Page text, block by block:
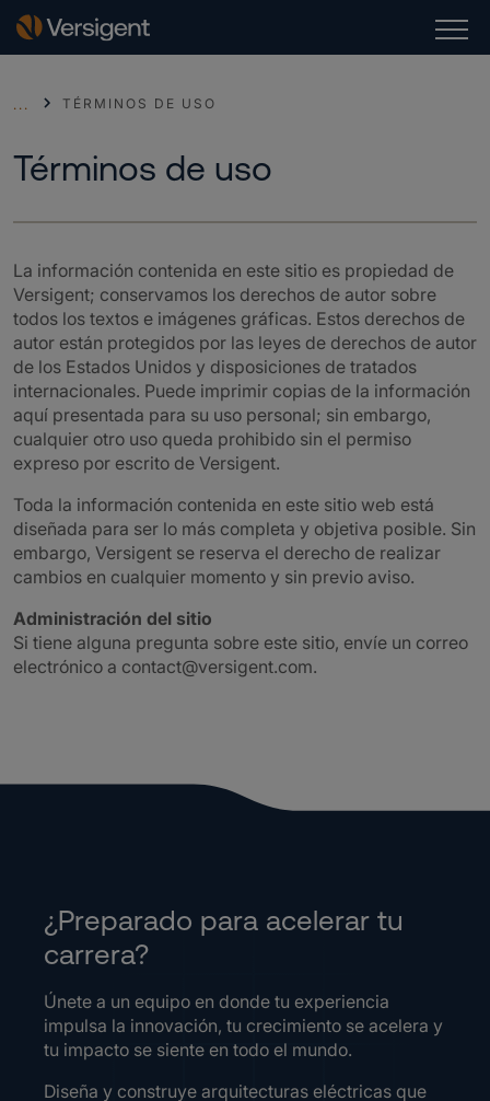
... TÉRMINOS DE USO
Términos de uso
La información contenida en este sitio es propiedad de
Versigent; conservamos los derechos de autor sobre
todos los textos e imágenes gráficas. Estos derechos de
autor están protegidos por las leyes de derechos de autor
de los Estados Unidos y disposiciones de tratados
internacionales. Puede imprimir copias de la información
aquí presentada para su uso personal; sin embargo,
cualquier otro uso queda prohibido sin el permiso
expreso por escrito de Versigent.
Toda la información contenida en este sitio web está
diseñada para ser lo más completa y objetiva posible. Sin
embargo, Versigent se reserva el derecho de realizar
cambios en cualquier momento y sin previo aviso.
Administración del sitio
Si tiene alguna pregunta sobre este sitio, envíe un correo
electrónico a contact@versigent.com.
¿Preparado para acelerar tu
carrera?
Únete a un equipo en donde tu experiencia
impulsa la innovación, tu crecimiento se acelera y
tu impacto se siente en todo el mundo.
Diseña y construye arquitecturas eléctricas que